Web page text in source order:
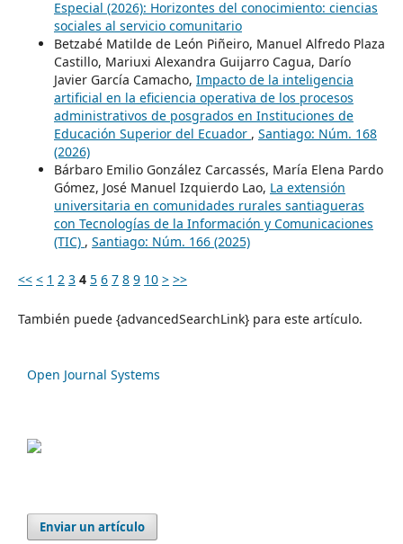
Especial (2026): Horizontes del conocimiento: ciencias
sociales al servicio comunitario
Betzabé Matilde de León Piñeiro, Manuel Alfredo Plaza
Castillo, Mariuxi Alexandra Guijarro Cagua, Darío
Javier García Camacho, Impacto de la inteligencia
artificial en la eficiencia operativa de los procesos
administrativos de posgrados en Instituciones de
Educación Superior del Ecuador , Santiago: Núm. 168
(2026)
Bárbaro Emilio González Carcassés, María Elena Pardo
Gómez, José Manuel Izquierdo Lao, La extensión
universitaria en comunidades rurales santiagueras
con Tecnologías de la Información y Comunicaciones
(TIC) , Santiago: Núm. 166 (2025)
<< < 1 2 3 4 5 6 7 8 9 10 > >>
También puede {advancedSearchLink} para este artículo.
Open Journal Systems
Enviar un artículo